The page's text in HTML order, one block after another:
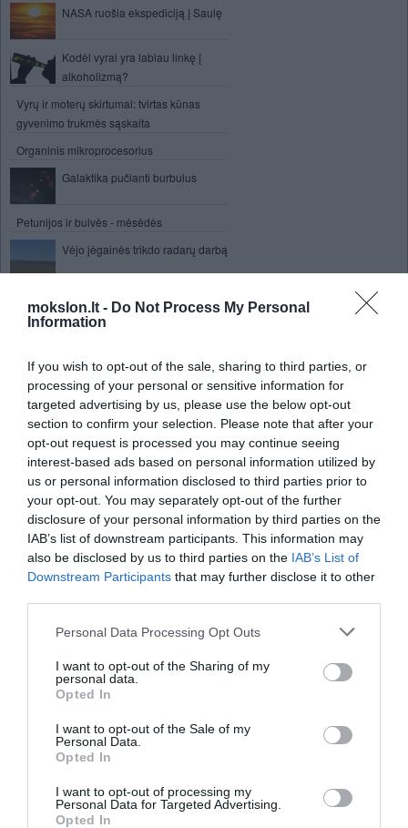
mokslon.lt - Do Not Process My Personal
Information
If you wish to opt-out of the sale, sharing to third parties, or
processing of your personal or sensitive information for
targeted advertising by us, please use the below opt-out
section to confirm your selection. Please note that after your
opt-out request is processed you may continue seeing
interest-based ads based on personal information utilized by
us or personal information disclosed to third parties prior to
your opt-out. You may separately opt-out of the further
disclosure of your personal information by third parties on the
IAB’s list of downstream participants. This information may
also be disclosed by us to third parties on the IAB’s List of
Downstream Participants that may further disclose it to other
Personal Data Processing Opt Outs
I want to opt-out of the Sharing of my
personal data.
Opted In
I want to opt-out of the Sale of my
Personal Data.
Opted In
I want to opt-out of processing my
Personal Data for Targeted Advertising.
Opted In
NASA ruošia ekspediciją į Saulę
Kodėl vyrai yra labiau linkę į
alkoholizmą?
Vyrų ir moterų skirtumai: tvirtas kūnas
gyvenimo trukmės sąskaita
Organinis mikroprocesorius
Galaktika pučianti burbulus
Petunijos ir bulvės - mėsėdės
Vėjo jėgainės trikdo radarų darbą
Žingsnis link žaliuojančios Sacharos
dykumos: augalai drėgmę pasiimtų iš
atmosferos
JAV elektromagnetinis ginklas
bandomas visu galingumu
„Pocket TV“ televizorius pavers
išmaniaisiais
Kaip tapti Žmogumi-voru?
Antivirusinės programos yra
bevertės
Sukurtas elastingas kabelis
Šviesiausio Lietuvos miesto
nominacija skirta Klaipėdai
Astronomas mėgėjas pirmasis
pasaulyje pastebėjo
sprogimą